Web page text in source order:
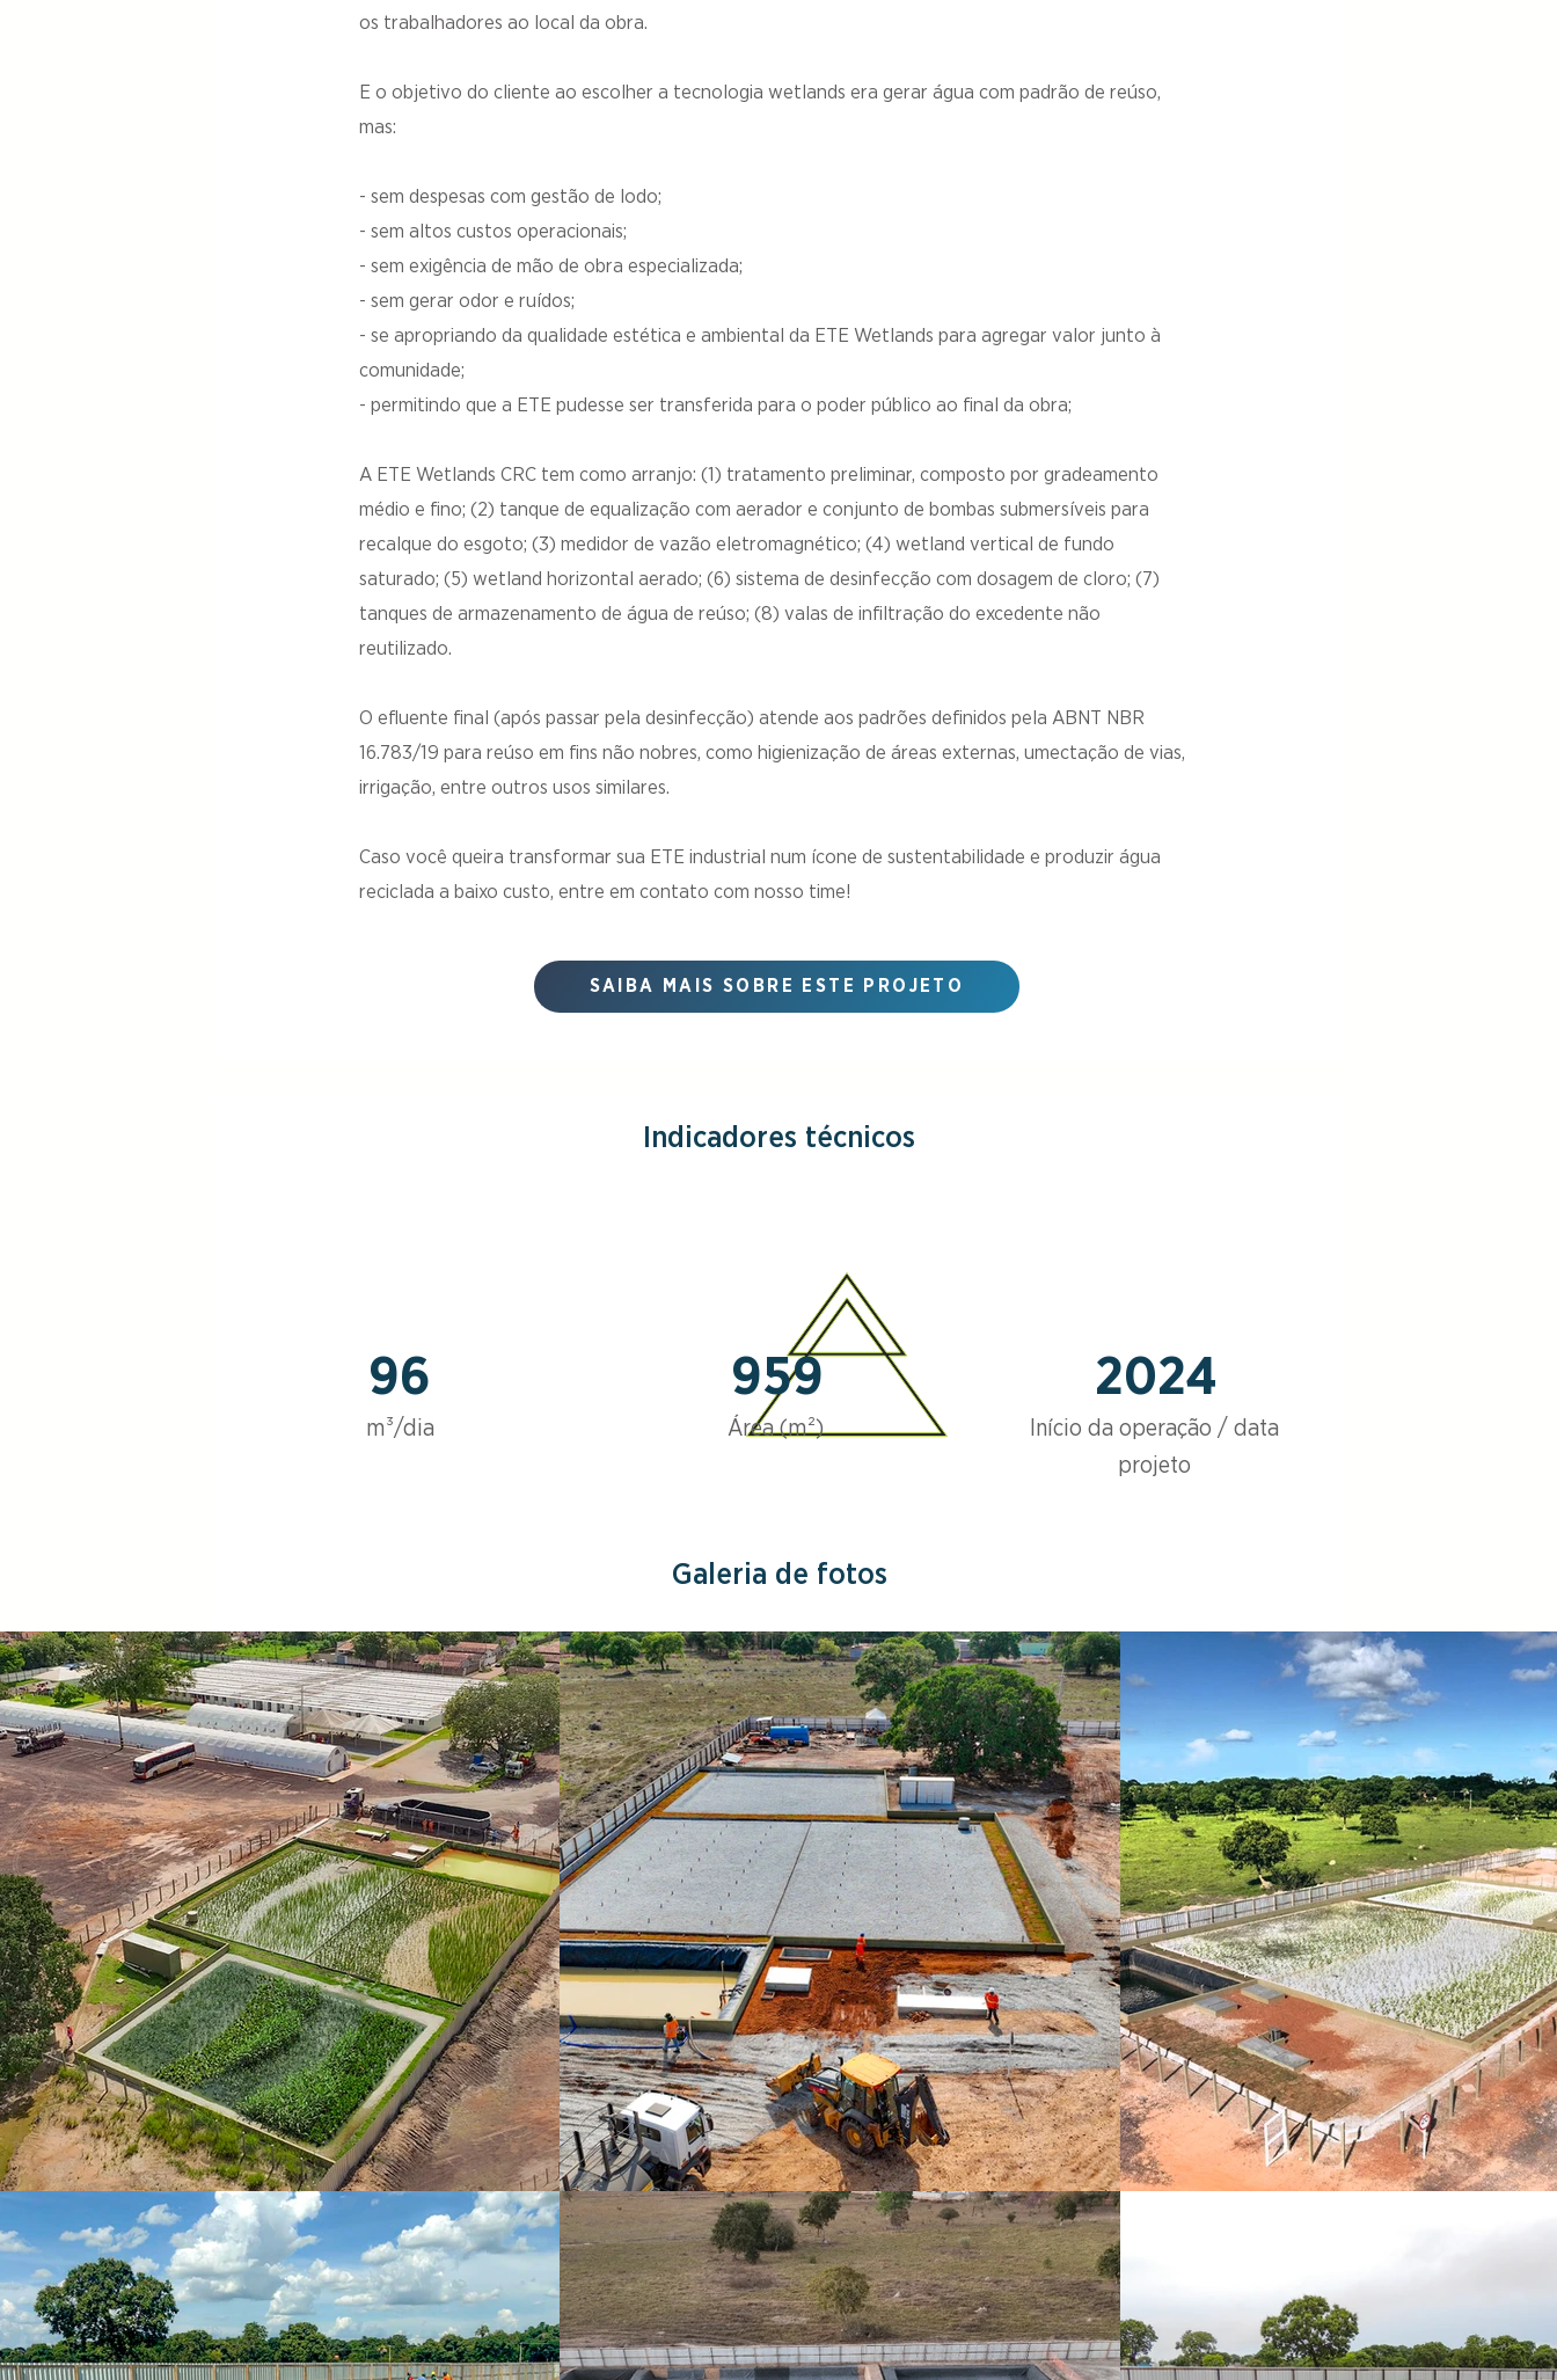
os trabalhadores ao local da obra.
E o objetivo do cliente ao escolher a tecnologia wetlands era gerar água com padrão de reúso,
mas:
- sem despesas com gestão de lodo;
- sem altos custos operacionais;
- sem exigência de mão de obra especializada;
- sem gerar odor e ruídos;
- se apropriando da qualidade estética e ambiental da ETE Wetlands para agregar valor junto à
comunidade;
- permitindo que a ETE pudesse ser transferida para o poder público ao final da obra;
A ETE Wetlands CRC tem como arranjo: (1) tratamento preliminar, composto por gradeamento
médio e fino; (2) tanque de equalização com aerador e conjunto de bombas submersíveis para
recalque do esgoto; (3) medidor de vazão eletromagnético; (4) wetland vertical de fundo
saturado; (5) wetland horizontal aerado; (6) sistema de desinfecção com dosagem de cloro; (7)
tanques de armazenamento de água de reúso; (8) valas de infiltração do excedente não
reutilizado.
O efluente final (após passar pela desinfecção) atende aos padrões definidos pela ABNT NBR
16.783/19 para reúso em fins não nobres, como higienização de áreas externas, umectação de vias,
irrigação, entre outros usos similares.
Caso você queira transformar sua ETE industrial num ícone de sustentabilidade e produzir água
reciclada a baixo custo, entre em contato com nosso time!
SAIBA MAIS SOBRE ESTE PROJETO
Indicadores técnicos
96
m³/dia
959
Área (m²)
2024
Início da operação / data
projeto
Galeria de fotos